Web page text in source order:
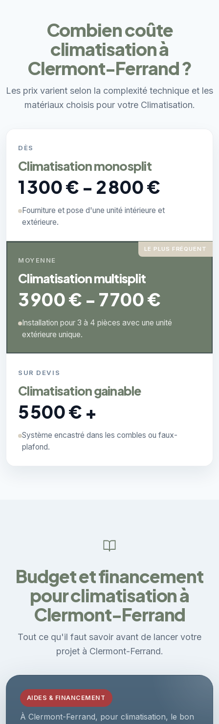
Combien coûte
climatisation à
Clermont-Ferrand ?
Les prix varient selon la complexité technique et les
matériaux choisis pour votre Climatisation.
DÈS
Climatisation monosplit
1 300 € - 2 800 €
Fourniture et pose d'une unité intérieure et
extérieure.
LE PLUS FRÉQUENT
MOYENNE
Climatisation multisplit
3 900 € - 7 700 €
Installation pour 3 à 4 pièces avec une unité
extérieure unique.
SUR DEVIS
Climatisation gainable
5 500 € +
Système encastré dans les combles ou faux-
plafond.
Budget et financement
pour climatisation à
Clermont-Ferrand
Tout ce qu'il faut savoir avant de lancer votre
projet à Clermont-Ferrand.
AIDES & FINANCEMENT
À Clermont-Ferrand, pour climatisation, le bon